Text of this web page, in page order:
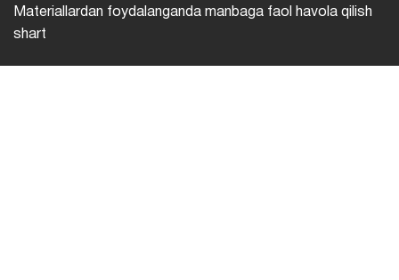
Materiallardan foydalanganda manbaga faol havola qilish
shart